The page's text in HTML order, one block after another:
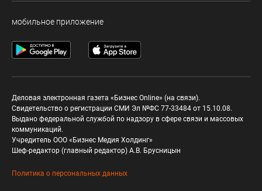
мобильное приложение
Деловая электронная газета «Бизнес Online» (на связи).
Свидетельство о регистрации СМИ Эл №ФС 77-33484 от 15.10.08.
Выдано федеральной службой по надзору в сфере связи и массовых
коммуникаций.
Учредитель ООО «Бизнес Медия Холдинг»
Шеф-редактор (главный редактор) А.В. Брусницын
Политика о персональных данных